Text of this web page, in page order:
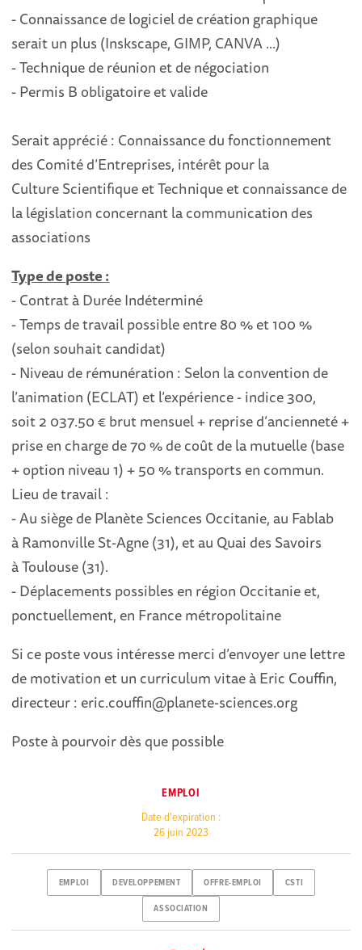
-Connaissancede logiciel de créationgraphique
serait un plus (Inskscape, GIMP, CANVA ...)
-Technique de réunion et denégociation
-Permis B obligatoire et valide
Serait apprécié: Connaissance du fonctionnement
des Comité d’Entreprises, intérêtpour la
CultureScientifique et Technique et connaissance de
la législation concernant la communication des
associations
Type deposte:
-Contrat à Durée Indéterminé
-Temps de travail possible entre 80 % et 100 %
(selon souhait candidat)
-Niveau de rémunération : Selon la convention de
l’animation (ECLAT) et l’expérience-indice300,
soit2 037.50€brut mensuel + reprise d’ancienneté +
prise en charge de 70 % de coût de la mutuelle (base
+option niveau 1) + 50 % transports en commun.
Lieu detravail:
-Au siège de Planète Sciences Occitanie, au Fablab
àRamonville St-Agne (31), et au Quai des Savoirs
àToulouse (31).
-Déplacements possibles en région Occitanieet,
ponctuellement, en France métropolitaine
Si ce poste vous intéresse merci d’envoyer une lettre
de motivation et un curriculum vitaeà Eric Couffin,
directeur : eric.couffin@planete-sciences.org
Poste à pourvoir dès que possible
EMPLOI
Date d'expiration :
26 juin 2023
EMPLOI DEVELOPPEMENT OFFRE-EMPLOI CSTI
ASSOCIATION